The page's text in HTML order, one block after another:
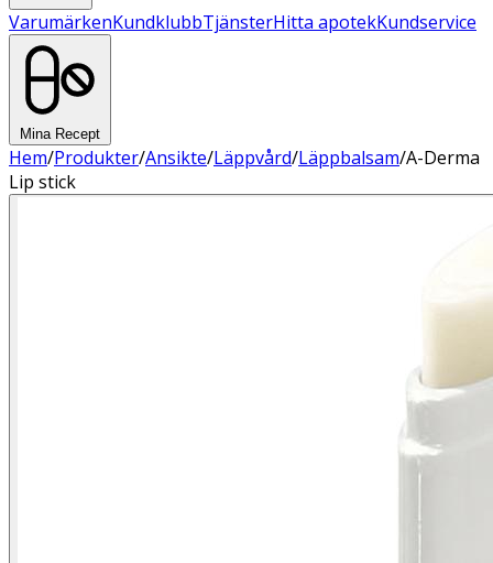
VarumärkenKundklubbTjänsterHitta apotekKundservice
Mina Recept
Hem/Produkter/Ansikte/Läppvård/Läppbalsam/A-Derma
Lip stick